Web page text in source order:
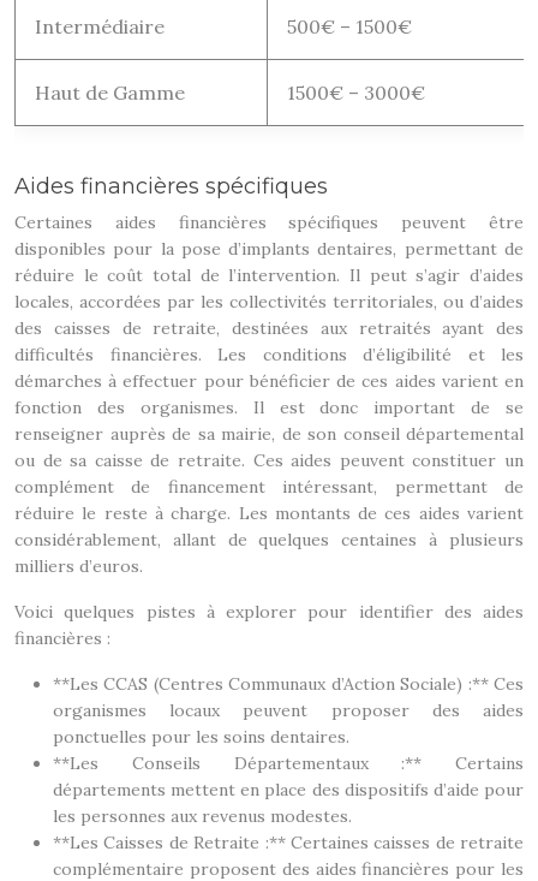
Intermédiaire 500€ – 1500€
Haut de Gamme 1500€ – 3000€
Aides financières spécifiques
Certaines aides financières spécifiques peuvent être
disponibles pour la pose d’implants dentaires, permettant de
réduire le coût total de l’intervention. Il peut s’agir d’aides
locales, accordées par les collectivités territoriales, ou d’aides
des caisses de retraite, destinées aux retraités ayant des
difficultés financières. Les conditions d’éligibilité et les
démarches à effectuer pour bénéficier de ces aides varient en
fonction des organismes. Il est donc important de se
renseigner auprès de sa mairie, de son conseil départemental
ou de sa caisse de retraite. Ces aides peuvent constituer un
complément de financement intéressant, permettant de
réduire le reste à charge. Les montants de ces aides varient
considérablement, allant de quelques centaines à plusieurs
milliers d’euros.
Voici quelques pistes à explorer pour identifier des aides
financières :
**Les CCAS (Centres Communaux d’Action Sociale) :** Ces
organismes locaux peuvent proposer des aides
ponctuelles pour les soins dentaires.
**Les Conseils Départementaux :** Certains
départements mettent en place des dispositifs d’aide pour
les personnes aux revenus modestes.
**Les Caisses de Retraite :** Certaines caisses de retraite
complémentaire proposent des aides financières pour les